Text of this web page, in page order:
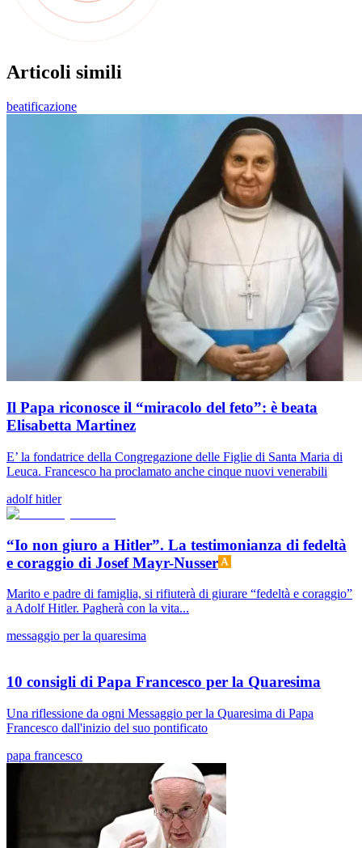
Articoli simili
beatificazione
Il Papa riconosce il “miracolo del feto”: è beata
Elisabetta Martinez
E’ la fondatrice della Congregazione delle Figlie di Santa Maria di
Leuca. Francesco ha proclamato anche cinque nuovi venerabili
adolf hitler
“Io non giuro a Hitler”. La testimonianza di fedeltà
e coraggio di Josef Mayr-Nusser
Marito e padre di famiglia, si rifiuterà di giurare “fedeltà e coraggio”
a Adolf Hitler. Pagherà con la vita...
messaggio per la quaresima
10 consigli di Papa Francesco per la Quaresima
Una riflessione da ogni Messaggio per la Quaresima di Papa
Francesco dall'inizio del suo pontificato
papa francesco